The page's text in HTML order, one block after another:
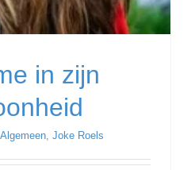
in zijn
Algemeen Joke Roels